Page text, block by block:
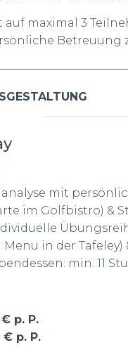
auf maximal 3
Betreuung
mit
im Golfbistro) &
Menu in der
min. 11
p. P.
p. P.